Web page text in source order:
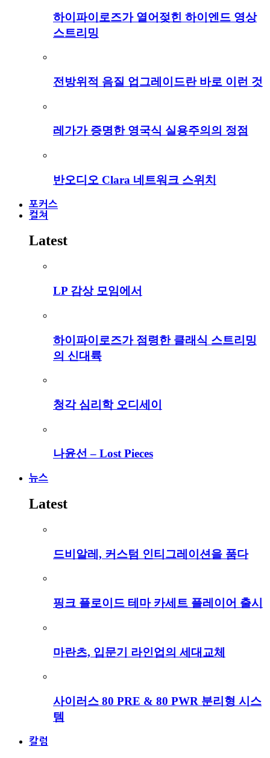
하이파이로즈가 열어젖힌 하이엔드 영상
스트리밍
전방위적 음질 업그레이드란 바로 이런 것
레가가 증명한 영국식 실용주의의 정점
반오디오 Clara 네트워크 스위치
포커스
컬쳐
Latest
LP 감상 모임에서
하이파이로즈가 점령한 클래식 스트리밍
의 신대륙
청각 심리학 오디세이
나윤선 – Lost Pieces
뉴스
Latest
드비알레, 커스텀 인티그레이션을 품다
핑크 플로이드 테마 카세트 플레이어 출시
마란츠, 입문기 라인업의 세대교체
사이러스 80 PRE & 80 PWR 분리형 시스
템
칼럼